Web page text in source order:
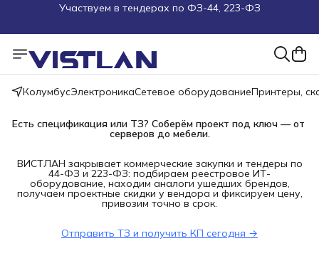
Пуско-наладочные работы
Пришлите запрос на e-mail или в чат
Более 100 000 позиций в наличии и под заказ
КолумбусЭлектроникаСетевое оборудованиеПринтеры,
Есть спецификация или ТЗ? Соберём проект под ключ — от
серверов до мебели.
ВИСТЛАН закрывает коммерческие закупки и тендеры по
44-ФЗ и 223-ФЗ: подбираем реестровое ИТ-
оборудование, находим аналоги ушедших брендов,
получаем проектные скидки у вендора и фиксируем цену,
привозим точно в срок.
Отправить ТЗ и получить КП сегодня →